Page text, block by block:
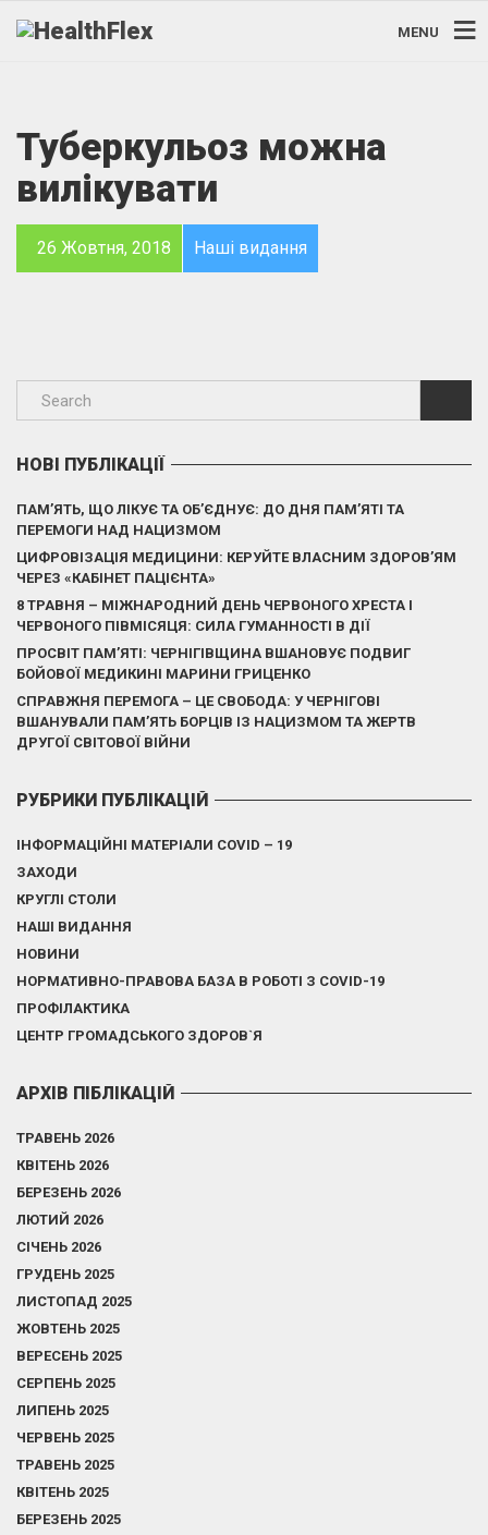
MENU
Туберкульоз можна
вилікувати
26 Жовтня, 2018 Наші видання
НОВІ ПУБЛІКАЦІЇ
ПАМ’ЯТЬ, ЩО ЛІКУЄ ТА ОБ’ЄДНУЄ: ДО ДНЯ ПАМ’ЯТІ ТА
ПЕРЕМОГИ НАД НАЦИЗМОМ
ЦИФРОВІЗАЦІЯ МЕДИЦИНИ: КЕРУЙТЕ ВЛАСНИМ ЗДОРОВ’ЯМ
ЧЕРЕЗ «КАБІНЕТ ПАЦІЄНТА»
8 ТРАВНЯ – МІЖНАРОДНИЙ ДЕНЬ ЧЕРВОНОГО ХРЕСТА І
ЧЕРВОНОГО ПІВМІСЯЦЯ: СИЛА ГУМАННОСТІ В ДІЇ
ПРОСВІТ ПАМ’ЯТІ: ЧЕРНІГІВЩИНА ВШАНОВУЄ ПОДВИГ
БОЙОВОЇ МЕДИКИНІ МАРИНИ ГРИЦЕНКО
СПРАВЖНЯ ПЕРЕМОГА – ЦЕ СВОБОДА: У ЧЕРНІГОВІ
ВШАНУВАЛИ ПАМ’ЯТЬ БОРЦІВ ІЗ НАЦИЗМОМ ТА ЖЕРТВ
ДРУГОЇ СВІТОВОЇ ВІЙНИ
РУБРИКИ ПУБЛІКАЦІЙ
ІНФОРМАЦІЙНІ МАТЕРІАЛИ COVID – 19
ЗАХОДИ
КРУГЛІ СТОЛИ
НАШІ ВИДАННЯ
НОВИНИ
НОРМАТИВНО-ПРАВОВА БАЗА В РОБОТІ З COVID-19
ПРОФІЛАКТИКА
ЦЕНТР ГРОМАДСЬКОГО ЗДОРОВ`Я
АРХІВ ПІБЛІКАЦІЙ
ТРАВЕНЬ 2026
КВІТЕНЬ 2026
БЕРЕЗЕНЬ 2026
ЛЮТИЙ 2026
СІЧЕНЬ 2026
ГРУДЕНЬ 2025
ЛИСТОПАД 2025
ЖОВТЕНЬ 2025
ВЕРЕСЕНЬ 2025
СЕРПЕНЬ 2025
ЛИПЕНЬ 2025
ЧЕРВЕНЬ 2025
ТРАВЕНЬ 2025
КВІТЕНЬ 2025
БЕРЕЗЕНЬ 2025